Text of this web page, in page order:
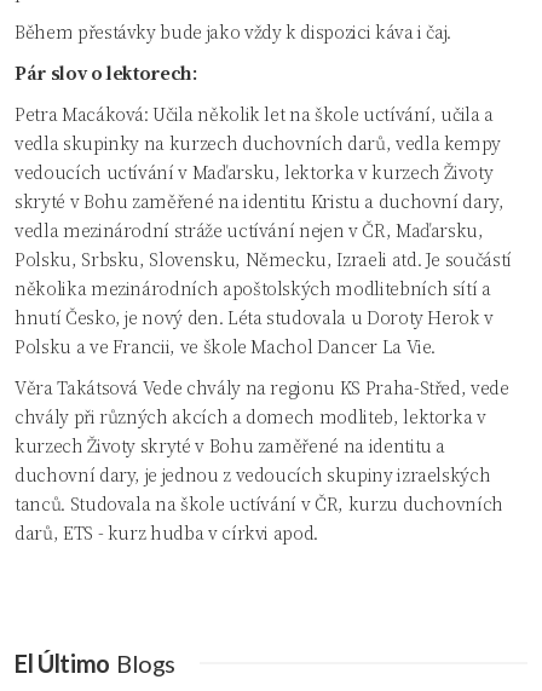
Během přestávky bude jako vždy k dispozici káva i čaj.
Pár slov o lektorech:
Petra Macáková: Učila několik let na škole uctívání, učila a
vedla skupinky na kurzech duchovních darů, vedla kempy
vedoucích uctívání v Maďarsku, lektorka v kurzech Životy
skryté v Bohu zaměřené na identitu Kristu a duchovní dary,
vedla mezinárodní stráže uctívání nejen v ČR, Maďarsku,
Polsku, Srbsku, Slovensku, Německu, Izraeli atd. Je součástí
několika mezinárodních apoštolských modlitebních sítí a
hnutí Česko, je nový den. Léta studovala u Doroty Herok v
Polsku a ve Francii, ve škole Machol Dancer La Vie.
Věra Takátsová Vede chvály na regionu KS Praha-Střed, vede
chvály při různých akcích a domech modliteb, lektorka v
kurzech Životy skryté v Bohu zaměřené na identitu a
duchovní dary, je jednou z vedoucích skupiny izraelských
tanců. Studovala na škole uctívání v ČR, kurzu duchovních
darů, ETS - kurz hudba v církvi apod.
El Último Blogs